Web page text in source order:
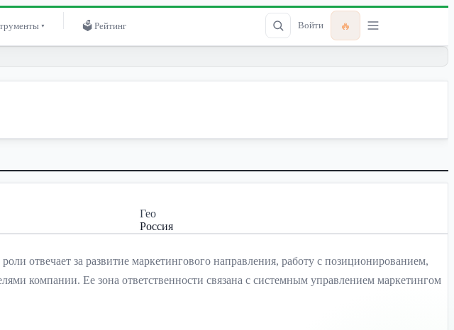
▾ 🗳 Рейтинг Войти 🔥
Гео
Россия
отвечает за развитие маркетингового направления, работу с позиционированием,
компании. Ее зона ответственности связана с системным управлением маркетингом